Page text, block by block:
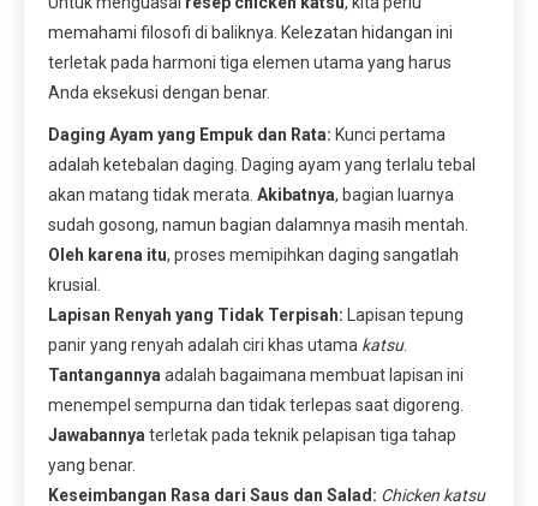
memahami filosofi di baliknya. Kelezatan hidangan ini
terletak pada harmoni tiga elemen utama yang harus
Anda eksekusi dengan benar.
Daging Ayam yang Empuk dan Rata: Kunci pertama
adalah ketebalan daging. Daging ayam yang terlalu tebal
akan matang tidak merata. Akibatnya, bagian luarnya
sudah gosong, namun bagian dalamnya masih mentah.
Oleh karena itu, proses memipihkan daging sangatlah
krusial.
Lapisan Renyah yang Tidak Terpisah: Lapisan tepung
panir yang renyah adalah ciri khas utama katsu.
Tantangannya adalah bagaimana membuat lapisan ini
menempel sempurna dan tidak terlepas saat digoreng.
Jawabannya terletak pada teknik pelapisan tiga tahap
yang benar.
Keseimbangan Rasa dari Saus dan Salad: Chicken katsu